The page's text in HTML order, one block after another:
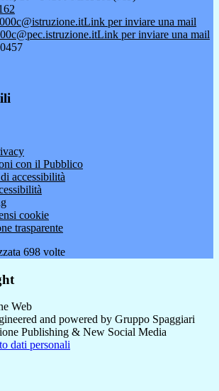
Link per inviare una mail
Link per inviare una mail
con il Pubblico
accessibilità
cookie
trasparente
698 volte
and powered by Gruppo Spaggiari
Publishing & New Social Media
dati personali